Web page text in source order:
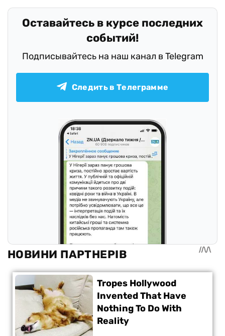
Оставайтесь в курсе последних
событий!
Подписывайтесь на наш канал в Telegram
Следить в Телеграмме